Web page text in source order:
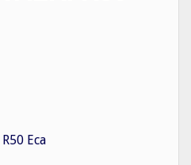
Eca